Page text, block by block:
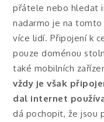
přátele nebo hledat
nadarmo je na tomto
více lidí. Připojení k
pouze doménou
také mobilních
vždy je však
dal internet
dá pochopit, že jsou